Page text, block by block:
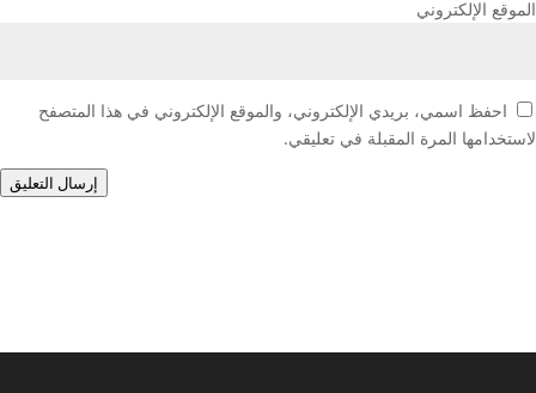
الموقع الإلكتروني
احفظ اسمي، بريدي الإلكتروني، والموقع الإلكتروني في هذا المتصفح
لاستخدامها المرة المقبلة في تعليقي.
إرسال التعليق